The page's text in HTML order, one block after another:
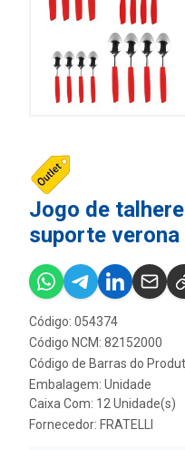
Jogo de
suporte verona
Código: 054374
Código NCM: 82152000
Código de Barras do
Embalagem: Unidade
Caixa Com: 12 Unidade(s)
Fornecedor: FRATELLI